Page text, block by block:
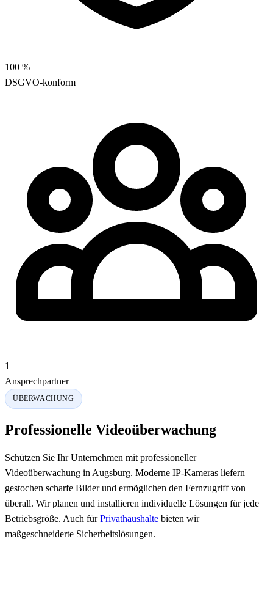
100 %
DSGVO-konform
1
Ansprechpartner
ÜBERWACHUNG
Professionelle Videoüberwachung
Schützen Sie Ihr Unternehmen mit professioneller
Videoüberwachung in Augsburg. Moderne IP-Kameras liefern
gestochen scharfe Bilder und ermöglichen den Fernzugriff von
überall. Wir planen und installieren individuelle Lösungen für jede
Betriebsgröße. Auch fürPrivathaushalte bieten wir
maßgeschneiderte Sicherheitslösungen.